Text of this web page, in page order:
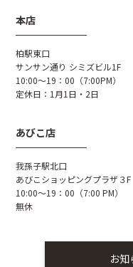
本店
柏駅東口
サンサン通り シミズビル1F
10:00～19：00（7:00PM）
定休日：1月1日・2日
あびこ店
我孫子駅北口
あびこショッピングプラザ３F
10:00～19：00（7:00 PM）
無休
お知